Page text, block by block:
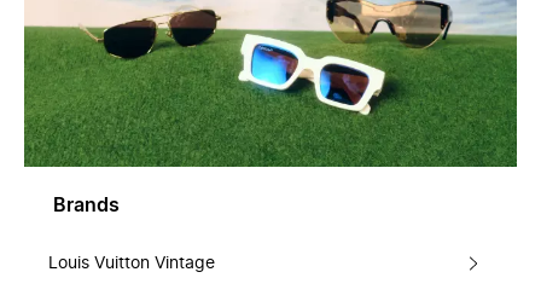
Brands
Louis Vuitton Vintage